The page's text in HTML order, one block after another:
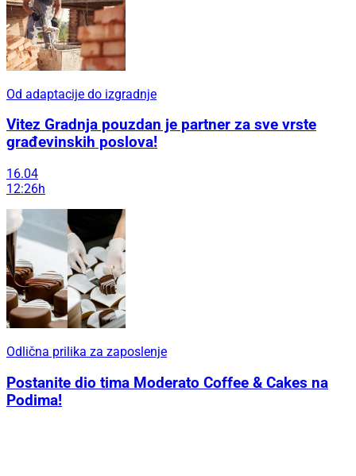
Od adaptacije do izgradnje
Vitez Gradnja pouzdan je partner za sve vrste
građevinskih poslova!
16.04
12:26h
Odlična prilika za zaposlenje
Postanite dio tima Moderato Coffee & Cakes na
Podima!